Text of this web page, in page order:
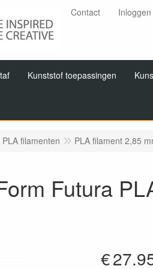
Contact Inloggen
Kunststof toepassingen
PLA filamenten PLA filament 2,85
Futura
€